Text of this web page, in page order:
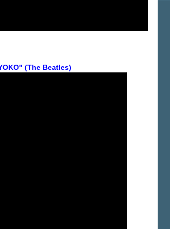
(The Beatles)